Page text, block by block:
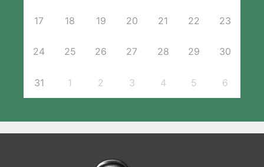
17 18 19 20 21 22 23
24 25 26 27 28 29 30
31 1 2 3 4 5 6